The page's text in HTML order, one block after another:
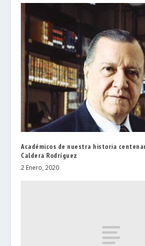
Académicos de nuestra historia
Caldera Rodríguez
2 Enero, 2020